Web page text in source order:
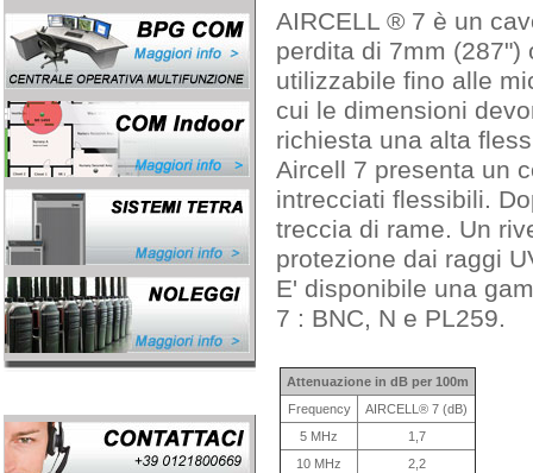
AIRCELL ® 7 è un
perdita di 7mm (287")
utilizzabile fino alle
cui le dimensioni
richiesta una alta
Aircell 7 presenta un
intrecciati flessibili.
treccia di rame. Un
protezione dai raggi
E' disponibile una
7 : BNC, N e PL259.
Attenuazione in dB per 100m
Frequency
AIRCELL® 7 (dB)
5 MHz
1,7
10 MHz
2,2